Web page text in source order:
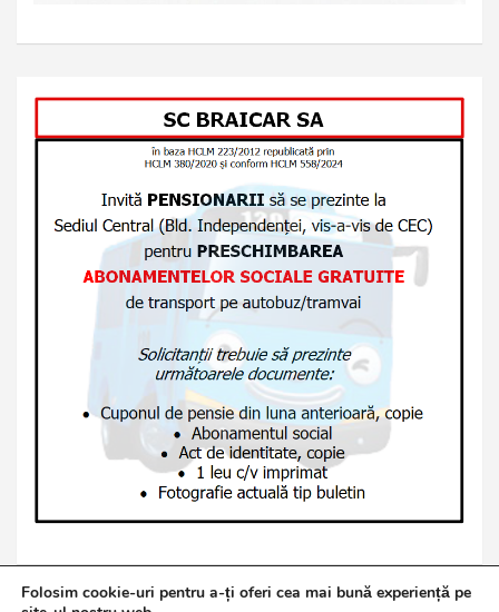
Folosim cookie-uri pentru a-ți oferi cea mai bună experiență pe